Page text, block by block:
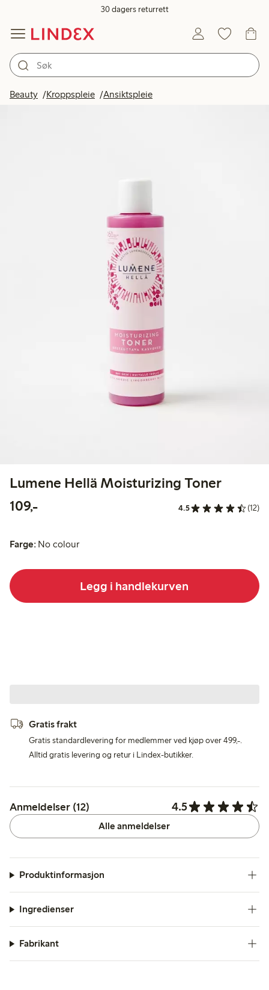
30 dagers returrett
Beauty Kroppspleie Ansiktspleie
Lumene Hellä Moisturizing Toner
109,-109,00 kr 4.5 (12)
Farge: No colour
Legg i handlekurven
Gratis frakt
Gratis standardlevering for medlemmer ved kjøp over 499,-.
Alltid gratis levering og retur i Lindex-butikker.
Anmeldelser (12) 4.5
Alle anmeldelser
Produktinformasjon
Ingredienser
Fabrikant